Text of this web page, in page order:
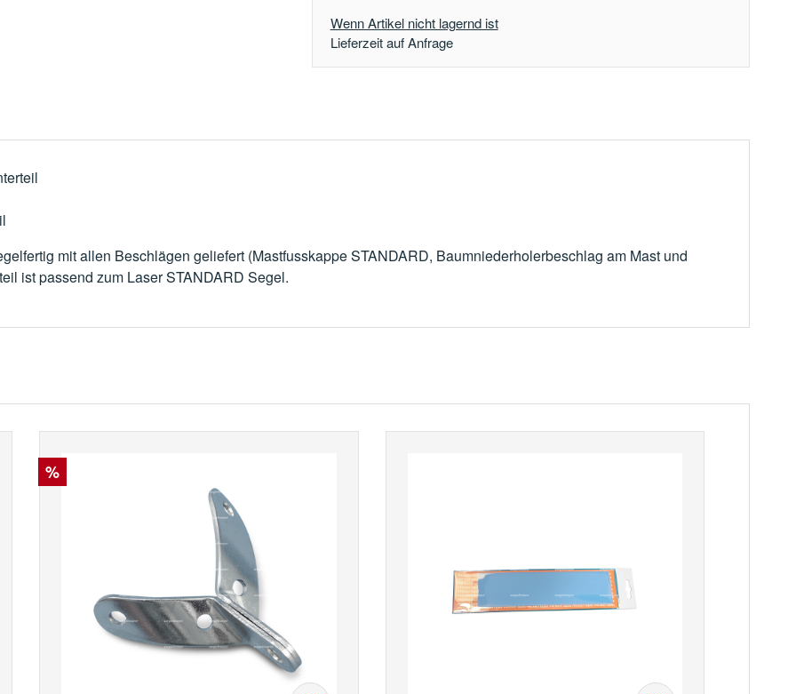
Wenn Artikel nicht lagernd ist
Lieferzeit auf Anfrage
mit allen Beschlägen geliefert (Mastfusskappe STANDARD, Baumniederholerbeschlag am Mast und
ist passend zum Laser STANDARD Segel.
Rabatt
%